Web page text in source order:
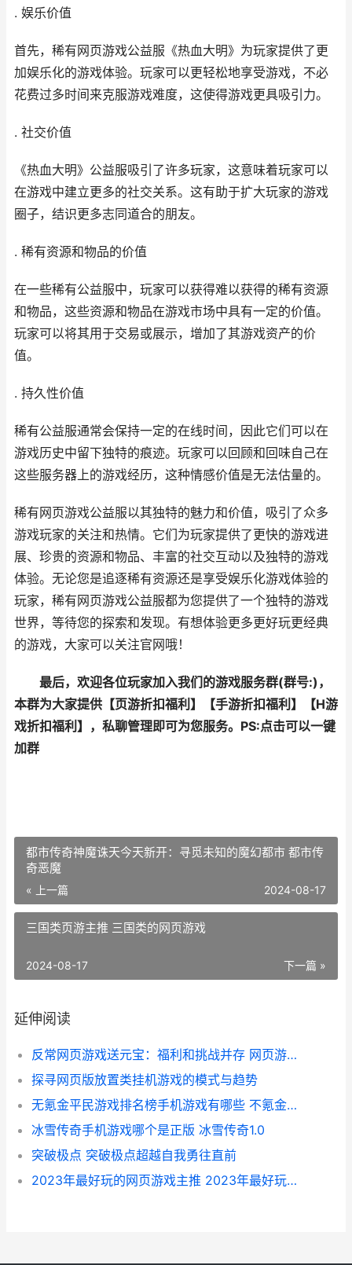
. 娱乐价值
首先，稀有网页游戏公益服《热血大明》为玩家提供了更
加娱乐化的游戏体验。玩家可以更轻松地享受游戏，不必
花费过多时间来克服游戏难度，这使得游戏更具吸引力。
. 社交价值
《热血大明》公益服吸引了许多玩家，这意味着玩家可以
在游戏中建立更多的社交关系。这有助于扩大玩家的游戏
圈子，结识更多志同道合的朋友。
. 稀有资源和物品的价值
在一些稀有公益服中，玩家可以获得难以获得的稀有资源
和物品，这些资源和物品在游戏市场中具有一定的价值。
玩家可以将其用于交易或展示，增加了其游戏资产的价
值。
. 持久性价值
稀有公益服通常会保持一定的在线时间，因此它们可以在
游戏历史中留下独特的痕迹。玩家可以回顾和回味自己在
这些服务器上的游戏经历，这种情感价值是无法估量的。
稀有网页游戏公益服以其独特的魅力和价值，吸引了众多
游戏玩家的关注和热情。它们为玩家提供了更快的游戏进
展、珍贵的资源和物品、丰富的社交互动以及独特的游戏
体验。无论您是追逐稀有资源还是享受娱乐化游戏体验的
玩家，稀有网页游戏公益服都为您提供了一个独特的游戏
世界，等待您的探索和发现。 有想体验更多更好玩更经典
的游戏，大家可以关注官网哦！
最后，欢迎各位玩家加入我们的游戏服务群(群号:)，
本群为大家提供【页游折扣福利 】【手游折扣福利 】【H游
戏折扣福利 】，私聊管理即可为您服务。 PS:点击可以一键
加群
都市传奇神魔诛天今天新开：寻觅未知的魔幻都市 都市传
奇恶魔
« 上一篇 2024-08-17
三国类页游主推 三国类的网页游戏
下一篇 »
2024-08-17
延伸阅读
反常网页游戏送元宝：福利和挑战并存 网页游戏返利网
探寻网页版放置类挂机游戏的模式与趋势
无氪金平民游戏排名榜手机游戏有哪些 不氪金的好玩游戏
冰雪传奇手机游戏哪个是正版 冰雪传奇1.0
突破极点 突破极点超越自我勇往直前
2023年最好玩的网页游戏主推 2023年最好玩的网游